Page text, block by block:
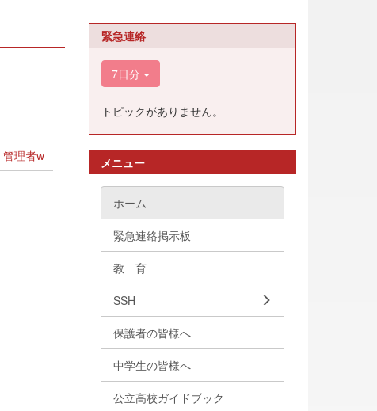
管理者w
緊急連絡
7日分
トピックがありません。
メニュー
ホーム
緊急連絡掲示板
教 育
SSH
保護者の皆様へ
中学生の皆様へ
公立高校ガイドブック